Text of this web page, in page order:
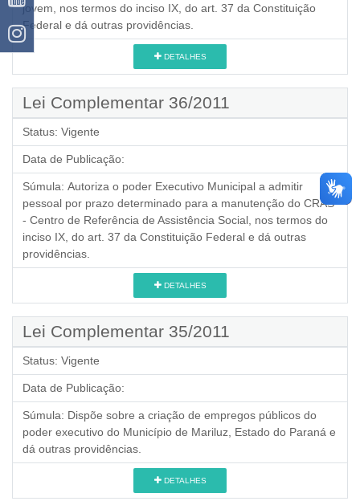
jovem, nos termos do inciso IX, do art. 37 da Constituição
Federal e dá outras providências.
DETALHES
Lei Complementar 36/2011
Status: Vigente
Data de Publicação:
Súmula: Autoriza o poder Executivo Municipal a admitir
pessoal por prazo determinado para a manutenção do CRAS
- Centro de Referência de Assistência Social, nos termos do
inciso IX, do art. 37 da Constituição Federal e dá outras
providências.
DETALHES
Lei Complementar 35/2011
Status: Vigente
Data de Publicação:
Súmula: Dispõe sobre a criação de empregos públicos do
poder executivo do Município de Mariluz, Estado do Paraná e
dá outras providências.
DETALHES